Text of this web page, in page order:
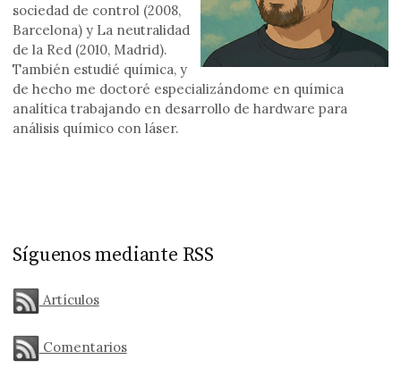
sociedad de control (2008,
Barcelona) y La neutralidad
de la Red (2010, Madrid).
También estudié química, y
de hecho me doctoré especializándome en química
analítica trabajando en desarrollo de hardware para
análisis químico con láser.
Síguenos mediante RSS
Artículos
Comentarios